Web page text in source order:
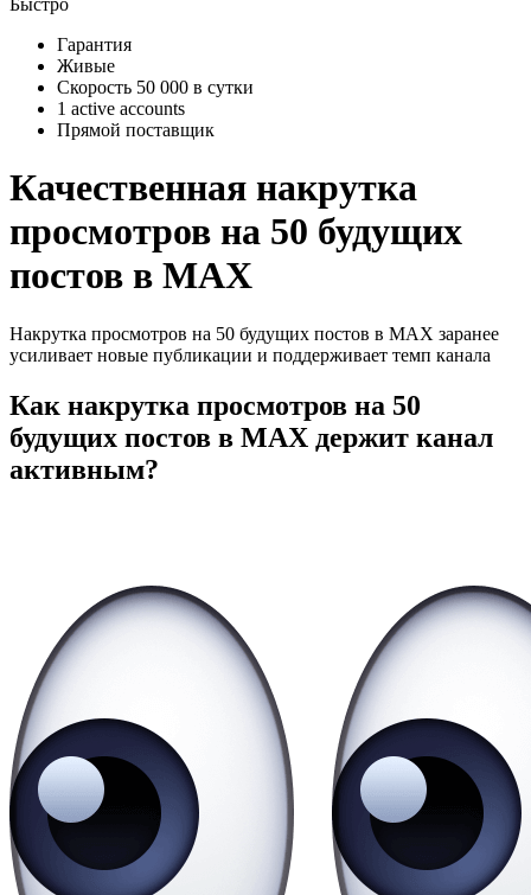
Быстро
Гарантия
Живые
Скорость 50 000 в сутки
1 active accounts
Прямой поставщик
Качественная накрутка
просмотров на 50 будущих
постов в MAX
Накрутка просмотров на 50 будущих постов в MAX заранее
усиливает новые публикации и поддерживает темп канала
Как накрутка просмотров на 50
будущих постов в MAX держит канал
активным?